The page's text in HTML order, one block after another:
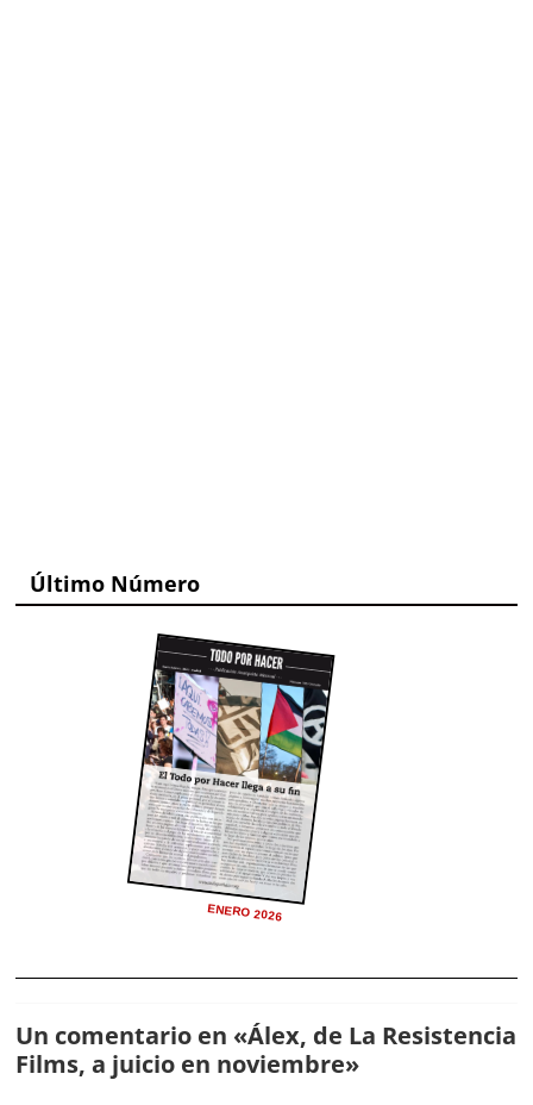
Último Número
ENERO 2026
Un comentario en «Álex, de La Resistencia
Films, a juicio en noviembre»